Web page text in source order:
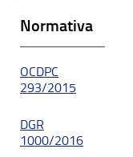
Normativa
OCDPC
293/2015
DGR
1000/2016